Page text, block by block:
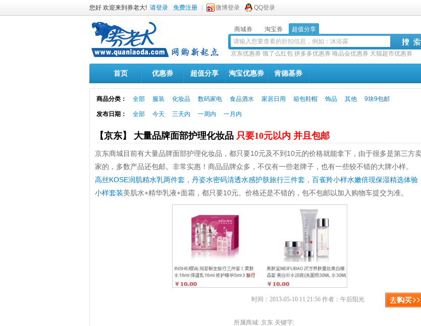
您好 欢迎来到券老大! 请登录 免费注册 微博登录 QQ登录
商城券 淘宝券 超值分享
京东优惠券 饿了么红包 拼多多优惠券 唯品会优惠券 天猫超市优惠券
首页 优惠券 超值分享 淘宝优惠券 肯德基券
商品分类： 全部 服装 化妆品 数码家电 食品酒水 家居日用 箱包鞋帽 饰品 其他 9块9包邮
发布日期： 全部 今天 三天内 一周内 一月内
【京东】 大量品牌面部护理化妆品 只要10元以内 并且包邮
京东商城目前有大量品牌面部护理化妆品，都只要10元及不到10元的价格就能拿下，由于很多是第三方
家的，多数产品还包邮。非常实惠！商品品牌众多，不仅有一些老牌子，也有一些较不错的大牌小样。
高丝KOSE润肌精水乳两件套 ， 丹姿水密码清透水感护肤旅行三件套 ， 百雀羚小样水嫩倍现保湿精选体验
小样套装美肌水+精华乳液+面霜，都只要10元。价格还是不错的，包不包邮以加入购物车提交为准。
时间：2013-05-10 11:21:56 作者：午后阳光
所属商城: 京东 关键字:
拼多多优惠券+拼多多返利